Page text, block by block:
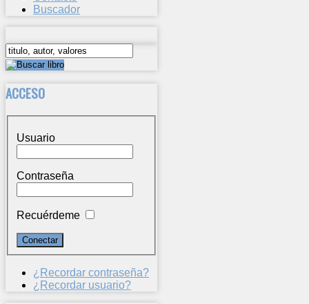
Buscador
ACCESO
Usuario
Contraseña
Recuérdeme
¿Recordar contraseña?
¿Recordar usuario?